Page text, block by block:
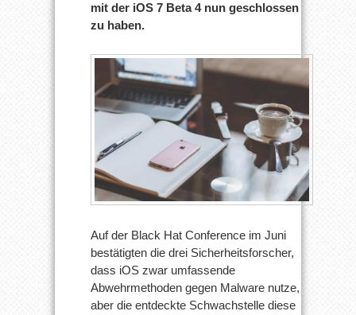
mit der iOS 7 Beta 4 nun geschlossen
zu haben.
Auf der Black Hat Conference im Juni
bestätigten die drei Sicherheitsforscher,
dass iOS zwar umfassende
Abwehrmethoden gegen Malware nutze,
aber die entdeckte Schwachstelle diese